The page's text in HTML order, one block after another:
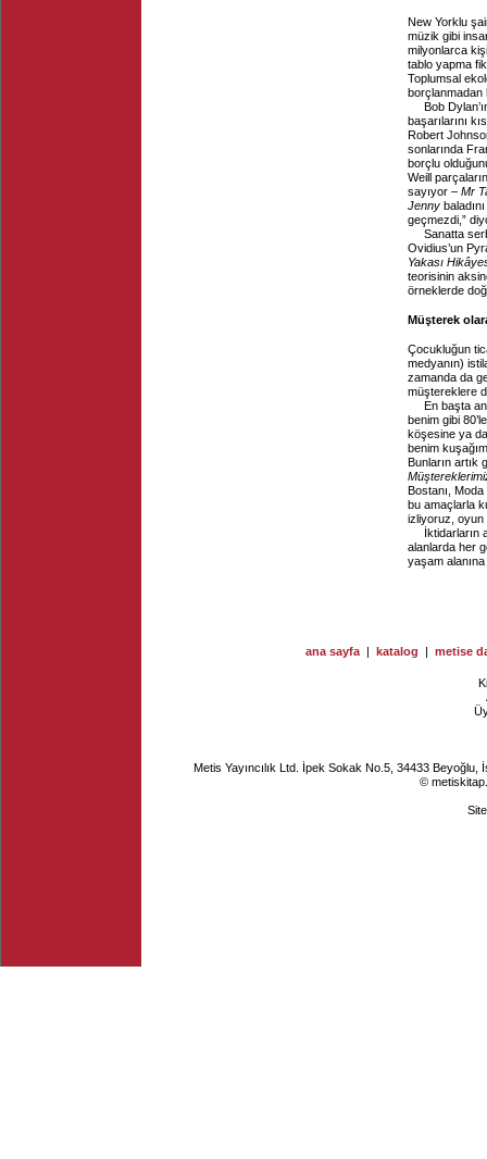
New Yorklu
müzik gibi
milyonlarca
tablo yapma
Toplumsal
borçlanmadan
Bob
başarılarını
Robert
sonlarında
borçlu
Weill
sayıyor – Mr
Jenny
geçmezdi,”
Sanatta
Ovidius’un
Yakası
teorisinin
örneklerde
Müşterek
Çocukluğun
medyanın)
zamanda da
müştereklere
En başta
benim gibi
köşesine ya
benim
Bunların artık
Bostanı,
bu amaçlarla
izliyoruz,
İktidarların
alanlarda her
yaşam
ana sayfa | katalog | metise
Metis Yayıncılık Ltd. İpek Sokak No.5, 34433
©